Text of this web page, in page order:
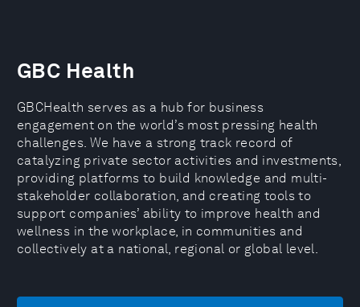
GBC Health
GBCHealth serves as a hub for business
engagement on the world’s most pressing health
challenges. We have a strong track record of
catalyzing private sector activities and investments,
providing platforms to build knowledge and multi-
stakeholder collaboration, and creating tools to
support companies’ ability to improve health and
wellness in the workplace, in communities and
collectively at a national, regional or global level.